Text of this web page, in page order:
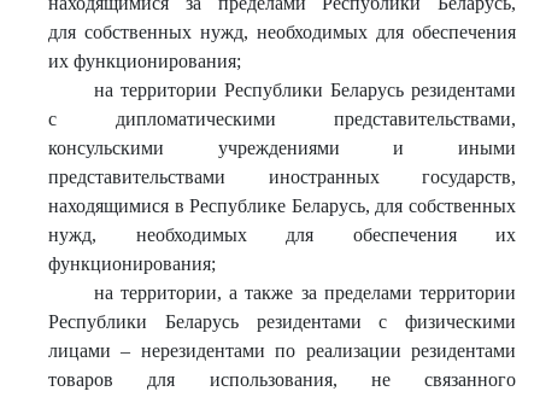
для собственных нужд, необходимых для обеспечения
их функционирования;
на территории Республики Беларусь резидентами
с дипломатическими представительствами,
консульскими учреждениями и иными
представительствами иностранных государств,
находящимися в Республике Беларусь, для собственных
нужд, необходимых для обеспечения их
функционирования;
на территории, а также за пределами территории
Республики Беларусь резидентами с физическими
лицами – нерезидентами по реализации резидентами
товаров для использования, не связанного